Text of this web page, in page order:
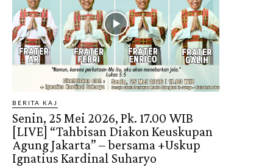
BERITA KAJ
Senin, 25 Mei 2026, Pk. 17.00 WIB
[LIVE] “Tahbisan Diakon Keuskupan
Agung Jakarta” – bersama +Uskup
Ignatius Kardinal Suharyo